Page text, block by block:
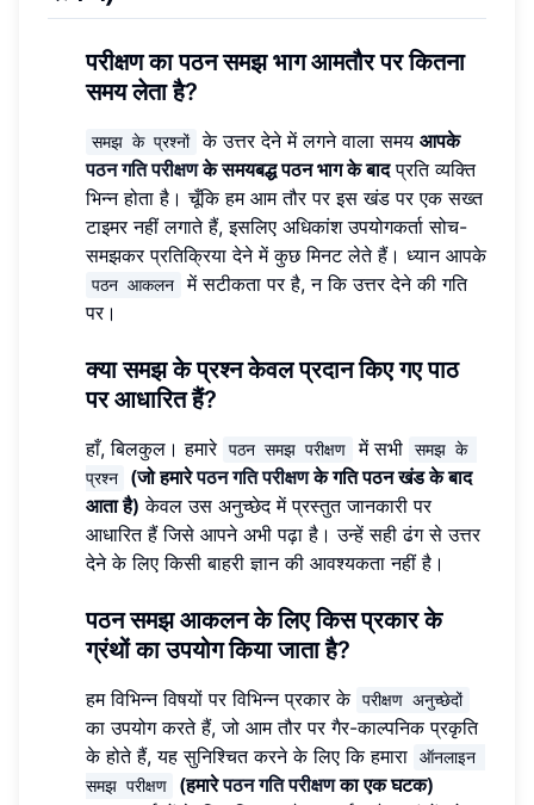
परीक्षण का पठन समझ भाग आमतौर पर कितना
समय लेता है?
समझ के प्रश्नों के उत्तर देने में लगने वाला समय आपके
पठन गति परीक्षणके समयबद्ध पठन भाग के बादप्रति व्यक्ति
भिन्न होता है। चूँकि हम आम तौर पर इस खंड पर एक सख्त
टाइमर नहीं लगाते हैं, इसलिए अधिकांश उपयोगकर्ता सोच-
समझकर प्रतिक्रिया देने में कुछ मिनट लेते हैं। ध्यान आपके
पठन आकलन
में सटीकता पर है, न कि उत्तर देने की गति
पर।
क्या समझ के प्रश्न केवल प्रदान किए गए पाठ
पर आधारित हैं?
हाँ, बिलकुल। हमारे पठन समझ परीक्षण में सभी
समझ के
प्रश्न
(जो हमारेपठन गति परीक्षणके गति पठन खंड के बाद
आता है) केवल उस अनुच्छेद में प्रस्तुत जानकारी पर
आधारित हैं जिसे आपने अभी पढ़ा है। उन्हें सही ढंग से उत्तर
देने के लिए किसी बाहरी ज्ञान की आवश्यकता नहीं है।
पठन समझ आकलन के लिए किस प्रकार के
ग्रंथों का उपयोग किया जाता है?
हम विभिन्न विषयों पर विभिन्न प्रकार के परीक्षण अनुच्छेदों
का उपयोग करते हैं, जो आम तौर पर गैर-काल्पनिक प्रकृति
के होते हैं, यह सुनिश्चित करने के लिए कि हमारा
ऑनलाइन
समझ परीक्षण
(हमारेपठन गति परीक्षणका एक घटक)